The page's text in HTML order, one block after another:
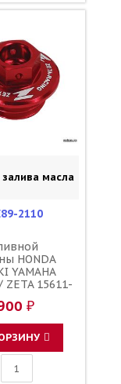
масла
2110
HONDA
YAMAHA
ZETA 15611-
3Y1-15363-
15363-10-00
₽